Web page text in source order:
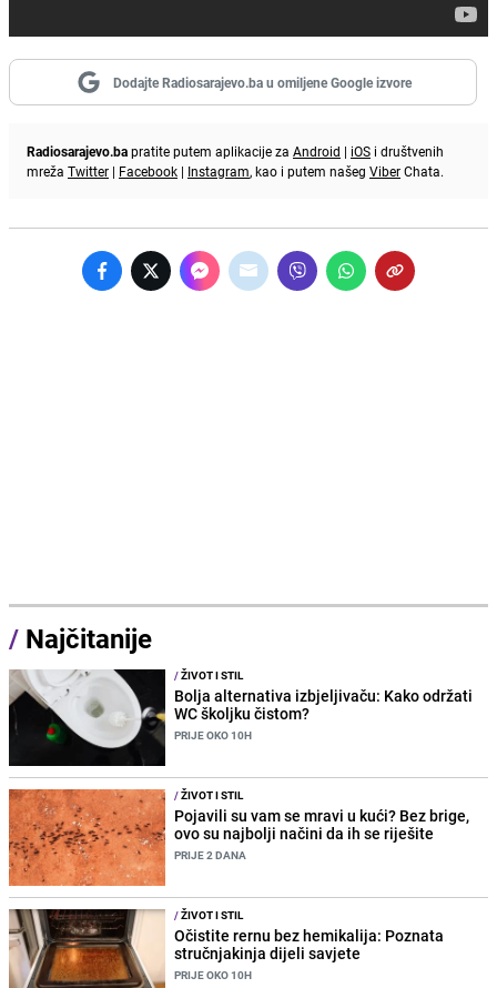
Dodajte Radiosarajevo.ba u omiljene Google izvore
Radiosarajevo.bapratite putem aplikacije za Android | iOS i društvenih
mreža Twitter | Facebook | Instagram, kao i putem našeg ViberChata.
/ Najčitanije
/ŽIVOT I STIL
Bolja alternativa izbjeljivaču: Kako održati
WC školjku čistom?
PRIJE OKO 10H
/ŽIVOT I STIL
Pojavili su vam se mravi u kući? Bez brige,
ovo su najbolji načini da ih se riješite
PRIJE 2 DANA
/ŽIVOT I STIL
Očistite rernu bez hemikalija: Poznata
stručnjakinja dijeli savjete
PRIJE OKO 10H